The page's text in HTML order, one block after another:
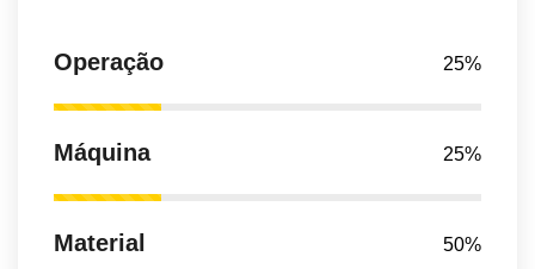
Operação 25%
Máquina 25%
Material 50%